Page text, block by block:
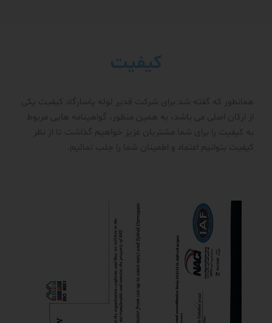
کیفیت
همانطور که گفته شد برای شرکت قدیر لوله پاسارگاد کیفیت یکی
از ارکان اصلی می باشد، به همین منظور، گواهینامه هایی مربوط
به کیفیت را برای شما مشتریان عزیز خواهیم گذاشت تا از نظر
کیفیت بتوانیم اعتماد و اطمینان شما را جلب نمائیم.